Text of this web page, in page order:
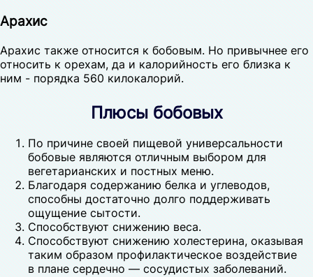
Арахис
Арахис также относится к бобовым. Но привычнее его
относить к орехам, да и калорийность его близка к
ним - порядка 560 килокалорий.
Плюсы бобовых
По причине своей пищевой универсальности
бобовые являются отличным выбором для
вегетарианских и постных меню.
Благодаря содержанию белка и углеводов,
способны достаточно долго поддерживать
ощущение сытости.
Способствуют снижению веса.
Способствуют снижению холестерина, оказывая
таким образом профилактическое воздействие
в плане сердечно — сосудистых заболеваний.